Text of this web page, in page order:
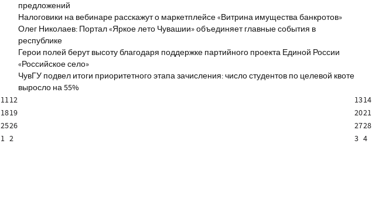
предложений
Налоговики на вебинаре расскажут о маркетплейсе «Витрина имущества банкротов»
Олег Николаев: Портал «Яркое лето Чувашии» объединяет главные события в
республике
Герои полей берут высоту благодаря поддержке партийного проекта Единой России
«Российское село»
ЧувГУ подвел итоги приоритетного этапа зачисления: число студентов по целевой квоте
выросло на 55%
1112 1314
1819 2021
2526 2728
1 2 3 4